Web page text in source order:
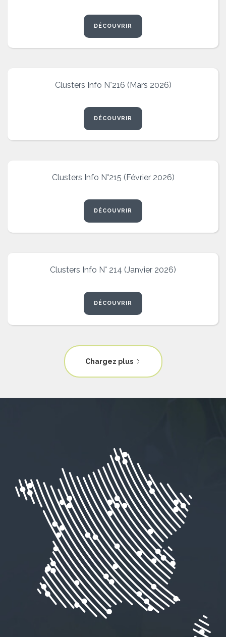
DÉCOUVRIR
Clusters Info N°216 (Mars 2026)
DÉCOUVRIR
Clusters Info N°215 (Février 2026)
DÉCOUVRIR
Clusters Info N° 214 (Janvier 2026)
DÉCOUVRIR
Chargez plus